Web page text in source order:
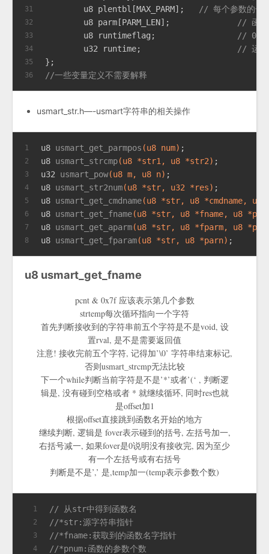
31
32
33
34
35
36
// 每个参数的长
// 函数
// 0,不
// 运行
};
//一些变量定义不需要解释
usmart_str.h—-usmart字符串的相关操作
1
2
3
4
5
6
7
8
u8 usmart_get_parmpos (u8 num)
u8 usmart_strcmp(u8 *str1, u8 *str2)
u32 usmart_pow(u8 m, u8 n)
u8 usmart_str2num(u8 *str, u32 *res)
u8 usmart_get_cmdname(u8 *str, u8 *cmdname, u8
u8 usmart_get_fname(u8 *str, u8 *fname, u8
u8 usmart_get_aparm(u8 *str, u8 *fparm, u8
u8 usmart_get_fparam(u8 *str, u8 *parn)
u8 usmart_get_fname
pcnt & 0x7f 应该表示第几个参数
strtemp每次循环指向一个字符
首先判断接收到的字符串前五个字符是不是void, 设
置rval, 是不是需要返回值
注意! 接收完前五个字符, 记得加’\0’ 字符串结束标记,
否则usmart_strcmp无法比较
下一个while判断当前字符是不是’*’或者’(‘ , 判断逻
辑是, 没有碰到空格或者 * 就继续循环, 同时res也就
是offset加1
根据offset直接跳到函数名开始的地方
继续判断, 逻辑是 fover表示碰到的括号, 左括号加一,
右括号减一, 如果fover是0说明没有接收完, 因为至少
有一个左括号或有右括号
判断是不是’,’ 是,temp加一(temp表示参数个数)
1
2
3
4
// 从str中得到函数名
//*str:源字符串指针
//*fname:获取到的函数名字指针
//*pnum:函数的参数个数